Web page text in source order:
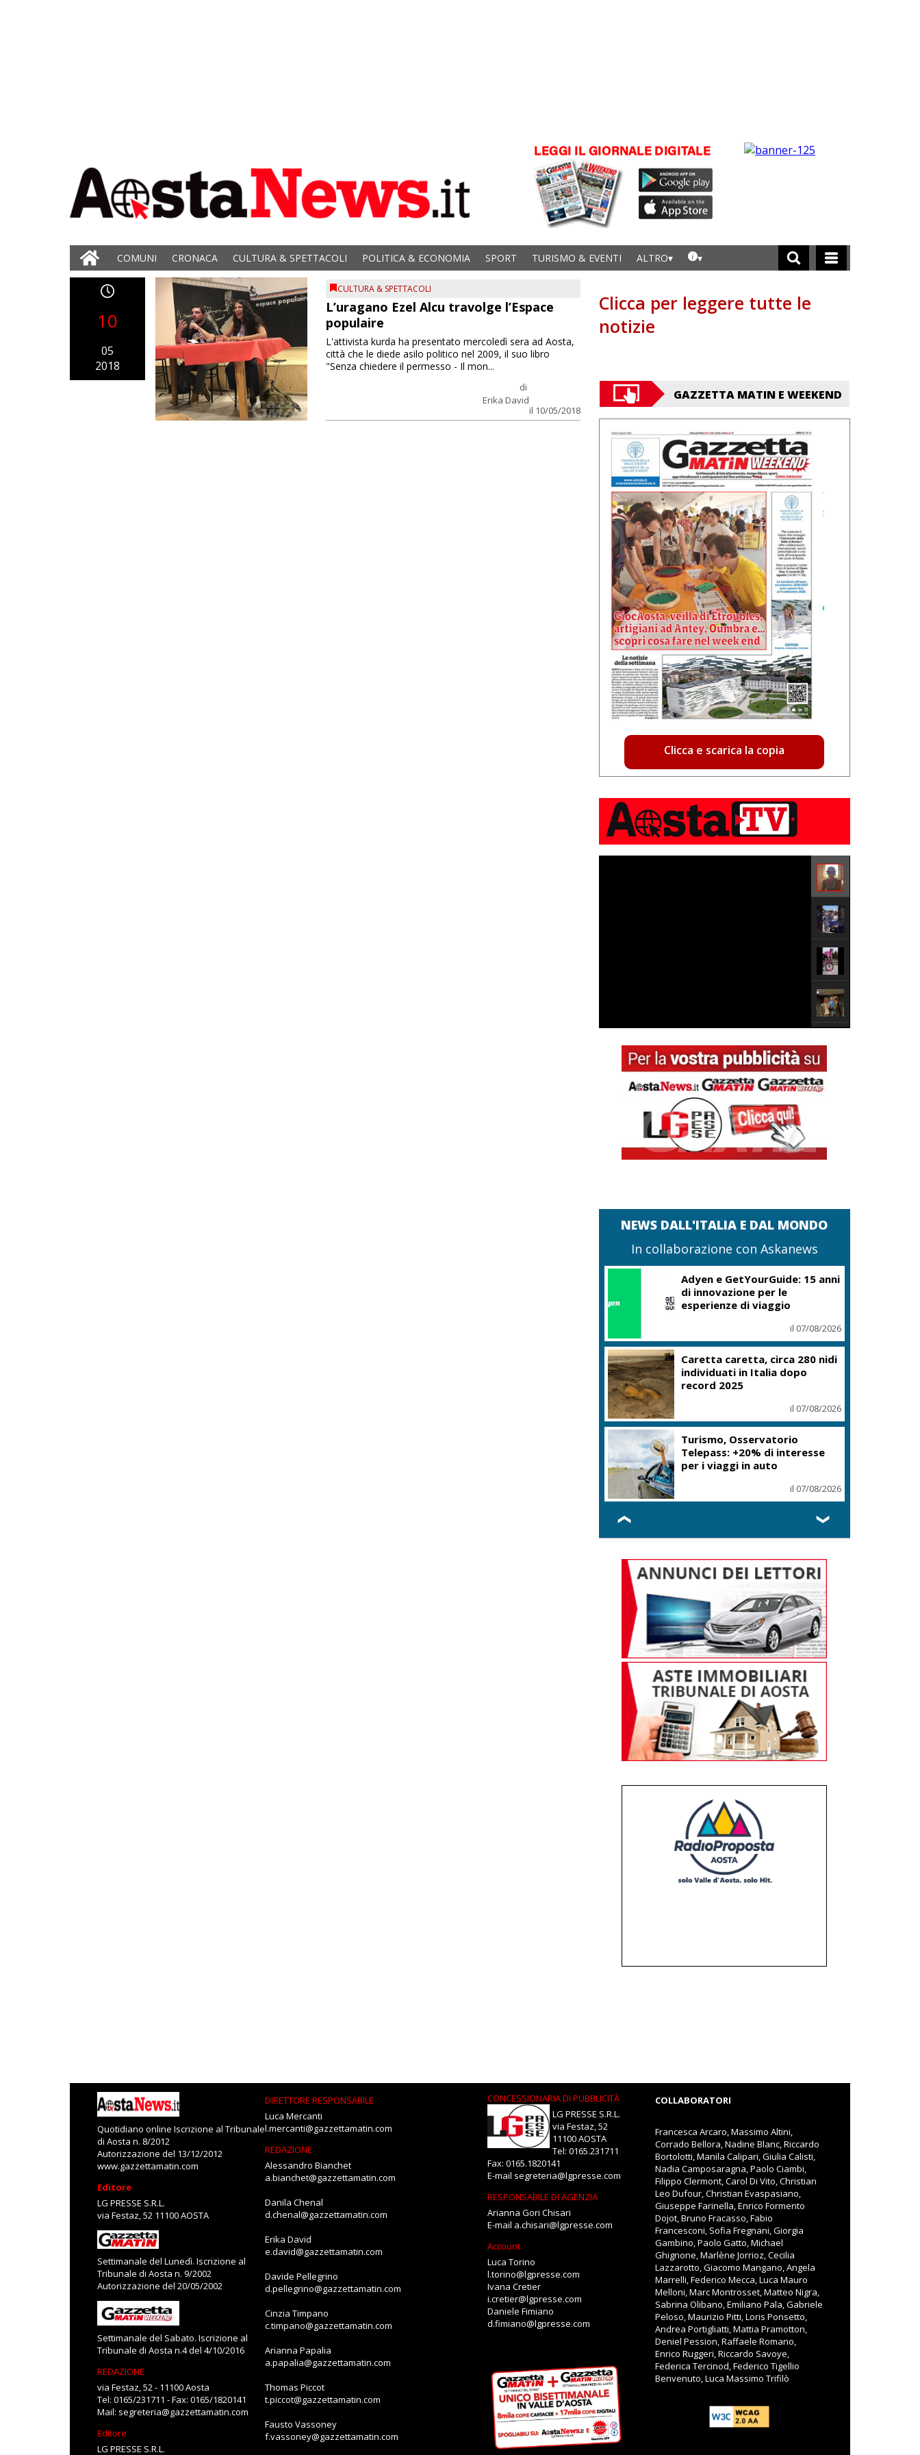
COMUNI CRONACA CULTURA & SPETTACOLI POLITICA & ECONOMIA SPORT TURISMO & EVENTI ALTRO
10
05
2018
CULTURA & SPETTACOLI
L’uragano Ezel Alcu travolge l’Espace
populaire
di
Erika David
il 10/05/2018
L'attivista kurda ha presentato mercoledì sera ad Aosta,
città che le diede asilo politico nel 2009, il suo libro
"Senza chiedere il permesso - Il mon...
Clicca per leggere tutte le
notizie
GAZZETTA MATIN E WEEKEND
Clicca e scarica la copia
NEWS DALL'ITALIA E DAL MONDO
In collaborazione con Askanews
Adyen e GetYourGuide: 15 anni
di innovazione per le
esperienze di viaggio
il 07/08/2026
Caretta caretta, circa 280 nidi
individuati in Italia dopo
record 2025
il 07/08/2026
Turismo, Osservatorio
Telepass: +20% di interesse
per i viaggi in auto
il 07/08/2026
❮ ❯
Quotidiano online Iscrizione al Tribunale
di Aosta n. 8/2012
Autorizzazione del 13/12/2012
www.gazzettamatin.com
Editore
LG PRESSE S.R.L.
via Festaz, 52 11100 AOSTA
Settimanale del Lunedì. Iscrizione al
Tribunale di Aosta n. 9/2002
Autorizzazione del 20/05/2002
Settimanale del Sabato. Iscrizione al
Tribunale di Aosta n.4 del 4/10/2016
REDAZIONE
via Festaz, 52 - 11100 Aosta
Tel: 0165/231711 - Fax: 0165/1820141
Mail: segreteria@gazzettamatin.com
Editore
LG PRESSE S.R.L.
DIRETTORE RESPONSABILE
Luca Mercanti
l.mercanti@gazzettamatin.com
REDAZIONE
Alessandro Bianchet
a.bianchet@gazzettamatin.com
Danila Chenal
d.chenal@gazzettamatin.com
Erika David
e.david@gazzettamatin.com
Davide Pellegrino
d.pellegrino@gazzettamatin.com
Cinzia Timpano
c.timpano@gazzettamatin.com
Arianna Papalia
a.papalia@gazzettamatin.com
Thomas Piccot
t.piccot@gazzettamatin.com
Fausto Vassoney
f.vassoney@gazzettamatin.com
CONCESSIONARIA DI PUBBLICITÀ
LG PRESSE S.R.L.
via Festaz, 52
11100 AOSTA
Tel: 0165.231711
Fax: 0165.1820141
E-mail segreteria@lgpresse.com
RESPONSABILE DI AGENZIA
Arianna Gori Chisari
E-mail a.chisari@lgpresse.com
Account
Luca Torino
l.torino@lgpresse.com
Ivana Cretier
i.cretier@lgpresse.com
Daniele Fimiano
d.fimiano@lgpresse.com
COLLABORATORI
Francesca Arcaro, Massimo Altini,
Corrado Bellora, Nadine Blanc, Riccardo
Bortolotti, Manila Calipari, Giulia Calisti,
Nadia Camposaragna, Paolo Ciambi,
Filippo Clermont, Carol Di Vito, Christian
Leo Dufour, Christian Evaspasiano,
Giuseppe Farinella, Enrico Formento
Dojot, Bruno Fracasso, Fabio
Francesconi, Sofia Fregnani, Giorgia
Gambino, Paolo Gatto, Michael
Ghignone, Marlène Jorrioz, Cecilia
Lazzarotto, Giacomo Mangano, Angela
Marrelli, Federico Mecca, Luca Mauro
Melloni, Marc Montrosset, Matteo Nigra,
Sabrina Olibano, Emiliano Pala, Gabriele
Peloso, Maurizio Pitti, Loris Ponsetto,
Andrea Portigliatti, Mattia Pramotton,
Deniel Pession, Raffaele Romano,
Enrico Ruggeri, Riccardo Savoye,
Federica Tercinod, Federico Tigellio
Benvenuto, Luca Massimo Trifilò